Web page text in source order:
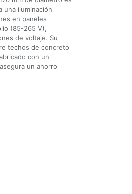
una iluminación
en paneles
(85-265 V),
de voltaje. Su
techos de concreto
con un
un ahorro